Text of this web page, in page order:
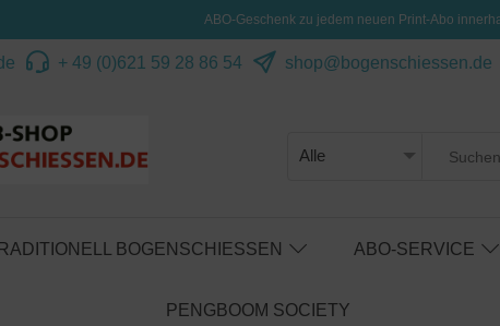
ABO-Geschenk zu jedem neuen Print-Abo
+ 49 (0)621 59 28 86 54 shop@bogenschiessen.de
BOGENSCHIESSEN ABO-SERVICE
PENGBOOM SOCIETY